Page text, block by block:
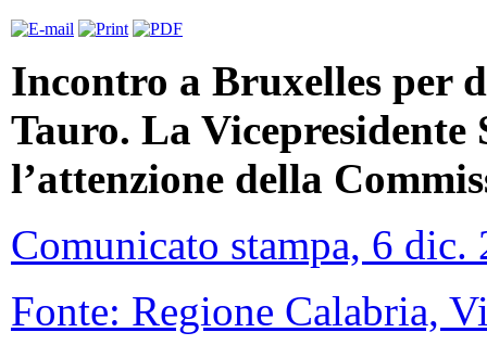
Incontro a Bruxelles per
Tauro. La Vicepresidente
l’attenzione della
Comunicato stampa, 6 dic.
Fonte: Regione Calabria,